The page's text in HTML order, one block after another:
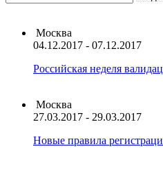
Москва
04.12.2017 - 07.12.2017
Российская неделя
Москва
27.03.2017 - 29.03.2017
Новые правила